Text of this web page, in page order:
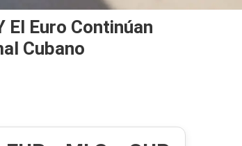
El Euro Continúan
Cubano